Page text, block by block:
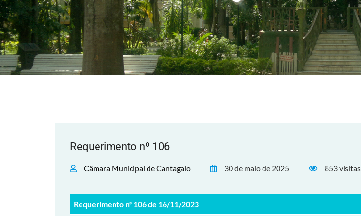
Requerimento nº 106
Câmara Municipal de Cantagalo 30 de maio de 2025 853 visitas
Requerimento nº 106 de 16/11/2023